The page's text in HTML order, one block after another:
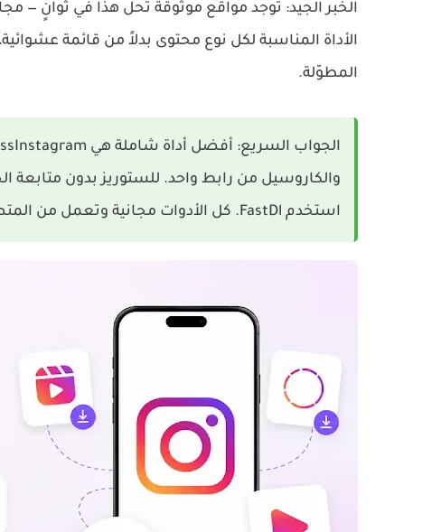
الخبر الجيد: توجد مواقع موثوقة تحل هذا في ثوانٍ —
الأداة المناسبة لكل نوع محتوى بدلاً من قائمة
المطوّلة.
الجواب السريع: أفضل أداة شاملة هي
والكاروسيل من رابط واحد. للستوريز بدون متابعة
استخدم FastDl. كل الأدوات مجانية وتعمل من